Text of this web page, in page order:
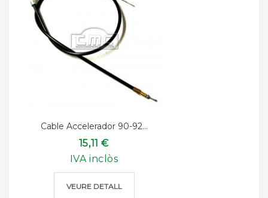
Cable Accelerador 90-92...
15,11 €
IVA inclòs
VEURE DETALL